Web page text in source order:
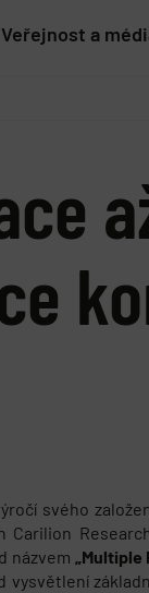
Veřejnost a
svého
Carilion
názvem
vysvětlení